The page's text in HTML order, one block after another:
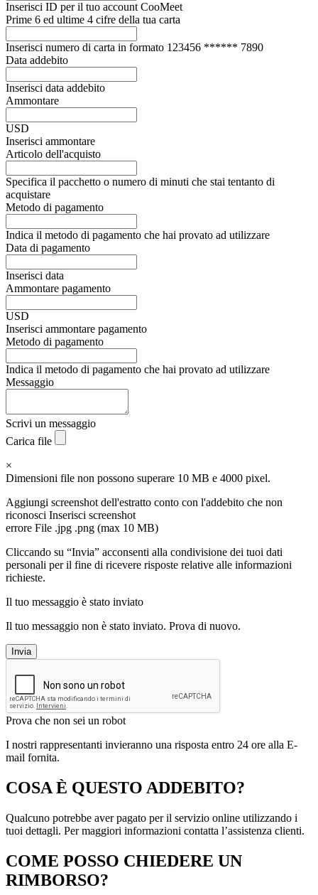
Inserisci ID per il tuo account CooMeet
Prime 6 ed ultime 4 cifre della tua carta
Inserisci numero di carta in formato 123456 ****** 7890
Data addebito
Inserisci data addebito
Ammontare
USD
Inserisci ammontare
Articolo dell'acquisto
Specifica il pacchetto o numero di minuti che stai tentanto di
acquistare
Metodo di pagamento
Indica il metodo di pagamento che hai provato ad utilizzare
Data di pagamento
Inserisci data
Ammontare pagamento
USD
Inserisci ammontare pagamento
Metodo di pagamento
Indica il metodo di pagamento che hai provato ad utilizzare
Messaggio
Scrivi un messaggio
Carica file
×
Dimensioni file non possono superare 10 MB e 4000 pixel.
Aggiungi screenshot dell'estratto conto con l'addebito che non
riconosci Inserisci screenshot
errore File .jpg .png (max 10 MB)
Cliccando su “Invia” acconsenti alla condivisione dei tuoi dati
personali per il fine di ricevere risposte relative alle informazioni
richieste.
Il tuo messaggio è stato inviato
Il tuo messaggio non è stato inviato. Prova di nuovo.
Invia
Prova che non sei un robot
I nostri rappresentanti invieranno una risposta entro 24 ore alla E-
mail fornita.
COSA È QUESTO ADDEBITO?
Qualcuno potrebbe aver pagato per il servizio online utilizzando i
tuoi dettagli. Per maggiori informazioni contatta l’assistenza clienti.
COME POSSO CHIEDERE UN
RIMBORSO?